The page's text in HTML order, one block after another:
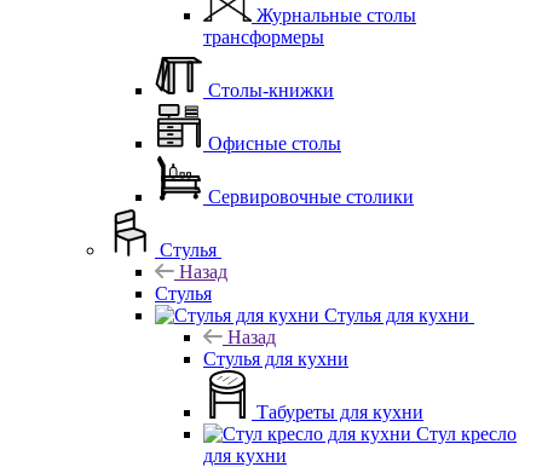
Журнальные столы
трансформеры
Столы-книжки
Офисные столы
Сервировочные столики
Стулья
Назад
Стулья
Стулья для кухни
Назад
Стулья для кухни
Табуреты для кухни
Стул кресло
для кухни